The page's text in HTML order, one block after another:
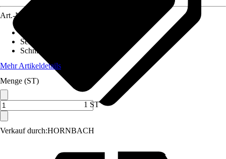
Verkauf durch:HORNBACH
Art.-Nr.
Sensoren
Schnittbreite
Mehr Artikeldetails
Menge (ST)
1 ST